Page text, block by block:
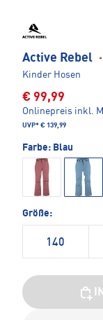
Active Rebel ·
Kinder Hosen
€ 99,99
Onlinepreis inkl.
UVP* € 139,99
Farbe: Blau
Größe:
140